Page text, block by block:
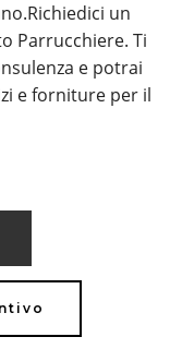
un
Parrucchiere. Ti
e potrai
e forniture per il